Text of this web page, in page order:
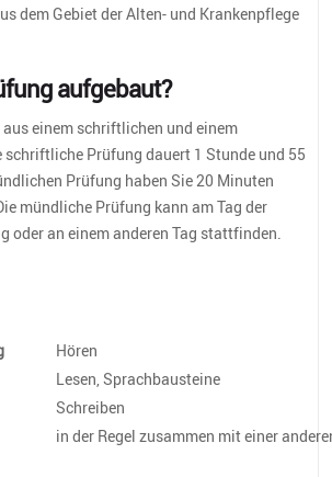
dem Gebiet der Alten- und Krankenpflege
aufgebaut?
einem schriftlichen und einem
schriftliche Prüfung dauert 1 Stunde und 55
Prüfung haben Sie 20 Minuten
mündliche Prüfung kann am Tag der
oder an einem anderen Tag stattfinden.
Hören
Lesen, Sprachbausteine
Schreiben
in der Regel zusammen mit einer